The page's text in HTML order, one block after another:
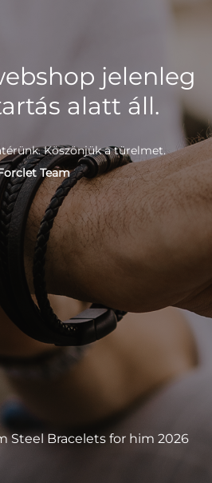
jelenleg
alatt áll.
Köszönjük a türelmet.
Team
Steel Bracelets for him 2026